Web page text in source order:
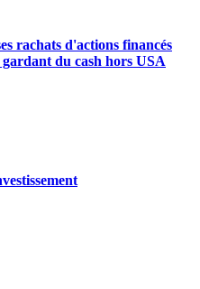
rachats d'actions financés
du cash hors USA